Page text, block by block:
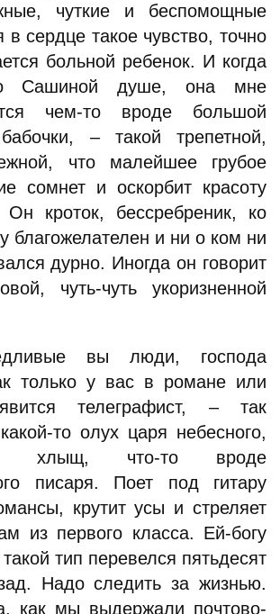
чуткие и беспомощные
в сердце такое чувство, точно
больной ребенок. И когда
Сашиной душе, она мне
чем-то вроде большой
– такой трепетной,
что малейшее грубое
сомнет и оскорбит красоту
кроток, бессребреник, ко
благожелателен и ни о ком ни
дурно. Иногда он говорит
чуть-чуть укоризненной
вы люди, господа
только у вас в романе или
телеграфист, – так
то олух царя небесного,
хлыщ, что-то вроде
писаря. Поет под гитару
крутит усы и стреляет
из первого класса. Ей-богу
тип перевелся пятьдесят
Надо следить за жизнью.
как мы выдержали почтово-